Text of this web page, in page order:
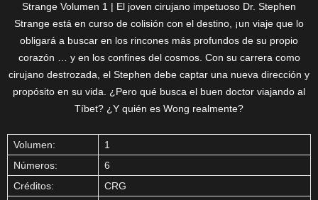
Strange Volumen 1 | El joven cirujano impetuoso Dr. Stephen
Strange está en curso de colisión con el destino, ¡un viaje que lo
obligará a buscar en los rincones más profundos de su propio
corazón … y en los confines del cosmos. Con su carrera como
cirujano destrozada, el Stephen debe captar una nueva dirección y
propósito en su vida. ¿Pero qué busca el buen doctor viajando al
Tíbet? ¿Y quién es Wong realmente?
Volumen:
1
Números:
6
Créditos:
CRG